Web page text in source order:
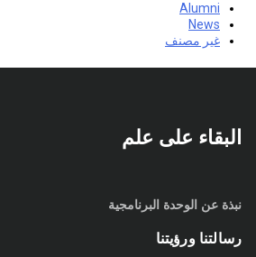
Alumni
News
غير مصنف
البقاء على علم
نبذة عن الوحدة البرنامجية
رسالتنا ورؤيتنا